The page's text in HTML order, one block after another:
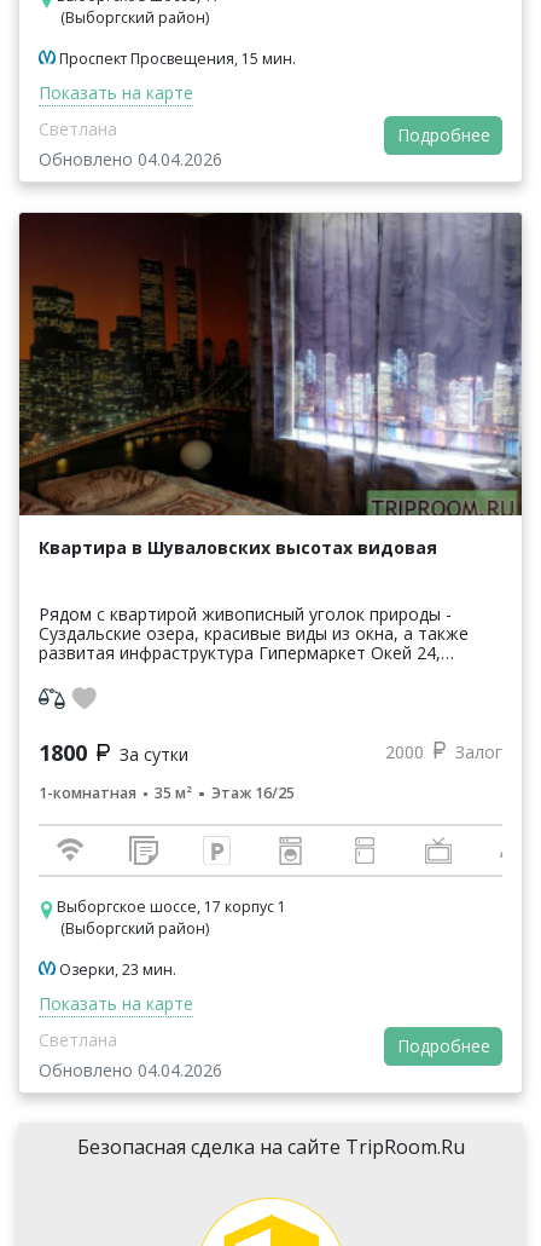
(Выборгский район)
Проспект Просвещения, 15 мин.
Показать на карте
Светлана
Обновлено 04.04.2026
Подробнее
Квартира в Шуваловских высотах видовая
Рядом с квартирой живописный уголок природы -
Суздальские озера, красивые виды из окна, а также
развитая инфраструктура Гипермаркет Окей 24,
парк ра...
1800 За сутки 2000 Залог
1-комнатная 35 м² Этаж 16/25
Выборгское шоссе, 17 корпус 1
(Выборгский район)
Озерки, 23 мин.
Показать на карте
Светлана
Обновлено 04.04.2026
Подробнее
Безопасная сделка на сайте TripRoom.Ru